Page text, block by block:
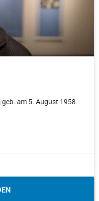
geb. am 5. August 1958